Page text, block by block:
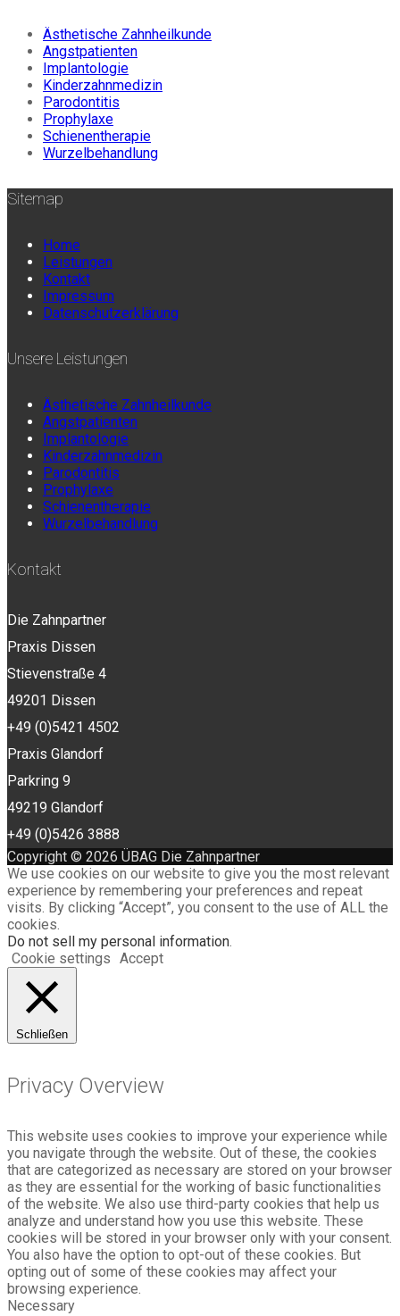
Ästhetische Zahnheilkunde
Angstpatienten
Implantologie
Kinderzahnmedizin
Parodontitis
Prophylaxe
Schienentherapie
Wurzelbehandlung
Sitemap
Home
Leistungen
Kontakt
Impressum
Datenschutzerklärung
Unsere Leistungen
Ästhetische Zahnheilkunde
Angstpatienten
Implantologie
Kinderzahnmedizin
Parodontitis
Prophylaxe
Schienentherapie
Wurzelbehandlung
Kontakt
Die Zahnpartner
Praxis Dissen
Stievenstraße 4
49201 Dissen
+49 (0)5421 4502
Praxis Glandorf
Parkring 9
49219 Glandorf
+49 (0)5426 3888
Copyright © 2026 ÜBAG Die Zahnpartner
We use cookies on our website to give you the most relevant
experience by remembering your preferences and repeat
visits. By clicking “Accept”, you consent to the use of ALL the
cookies.
Do not sell my personal information.
Cookie settings Accept
Schließen
Privacy Overview
This website uses cookies to improve your experience while
you navigate through the website. Out of these, the cookies
that are categorized as necessary are stored on your browser
as they are essential for the working of basic functionalities
of the website. We also use third-party cookies that help us
analyze and understand how you use this website. These
cookies will be stored in your browser only with your consent.
You also have the option to opt-out of these cookies. But
opting out of some of these cookies may affect your
browsing experience.
Necessary